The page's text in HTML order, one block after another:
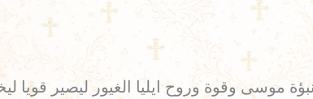
موسى وقوة وروح ايليا الغيور ليصير قويا